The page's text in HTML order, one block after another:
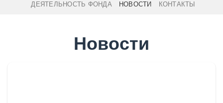
ДЕЯТЕЛЬНОСТЬ ФОНДА НОВОСТИ КОНТАКТЫ
Новости